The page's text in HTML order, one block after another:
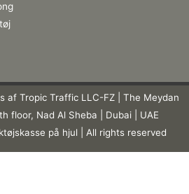
af Tropic Traffic LLC-FZ | The Meydan
floor, Nad Al Sheba | Dubai | UAE
på hjul | All rights reserved